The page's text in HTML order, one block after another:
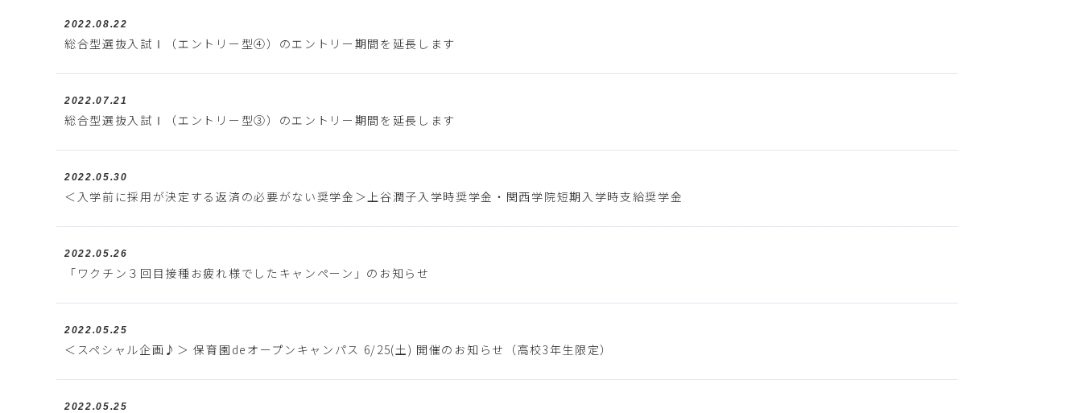
2022.08.22
総合型選抜入試Ⅰ（エントリー型④）のエントリー期間を延長します
2022.07.21
総合型選抜入試Ⅰ（エントリー型③）のエントリー期間を延長します
2022.05.30
＜入学前に採用が決定する返済の必要がない奨学金＞上谷潤子入学時奨学金・関西学院短期入学時支給奨学金
2022.05.26
「ワクチン３回目接種お疲れ様でしたキャンペーン」のお知らせ
2022.05.25
＜スペシャル企画♪＞ 保育園deオープンキャンパス 6/25(土) 開催のお知らせ（高校3年生限定）
2022.05.25